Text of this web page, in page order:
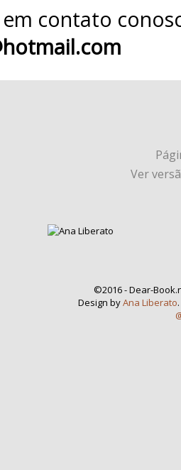
contato
Ver
©2016 - Dear-
Design byAna Liberato